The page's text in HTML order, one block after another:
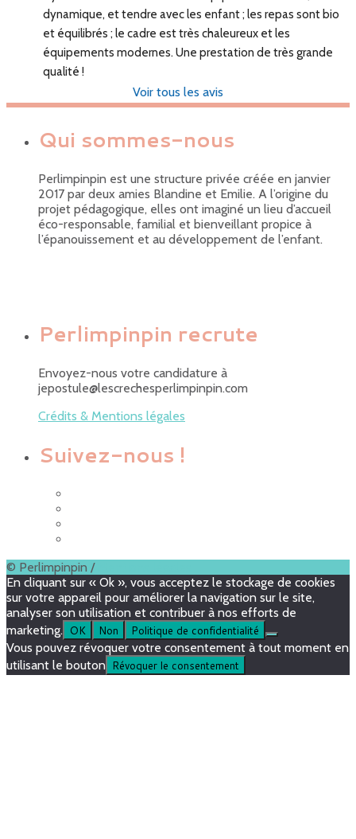
dynamique, et tendre avec les enfant ; les repas sont bio
et équilibrés ; le cadre est très chaleureux et les
équipements modernes. Une prestation de très grande
qualité !
Voir tous les avis
Qui sommes-nous
Perlimpinpin est une structure privée créée en janvier
2017 par deux amies Blandine et Emilie. A l’origine du
projet pédagogique, elles ont imaginé un lieu d’accueil
éco-responsable, familial et bienveillant propice à
l’épanouissement et au développement de l’enfant.
Perlimpinpin recrute
Envoyez-nous votre candidature à
jepostule@lescrechesperlimpinpin.com
Crédits & Mentions légales
Suivez-nous !
© Perlimpinpin /
En cliquant sur « Ok », vous acceptez le stockage de cookies
sur votre appareil pour améliorer la navigation sur le site,
analyser son utilisation et contribuer à nos efforts de
marketing. OK Non
Politique de confidentialité
Vous pouvez révoquer votre consentement à tout moment en
utilisant le bouton Révoquer le consentement